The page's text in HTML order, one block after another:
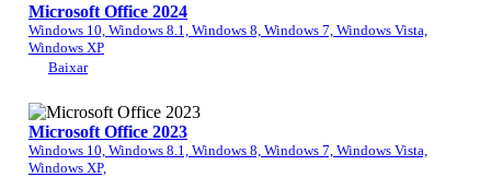
Microsoft Office 2024
Windows 10, Windows 8.1, Windows 8, Windows 7, Windows Vista,
Windows XP
Baixar
Microsoft Office 2023
Windows 10, Windows 8.1, Windows 8, Windows 7, Windows Vista,
Windows XP,